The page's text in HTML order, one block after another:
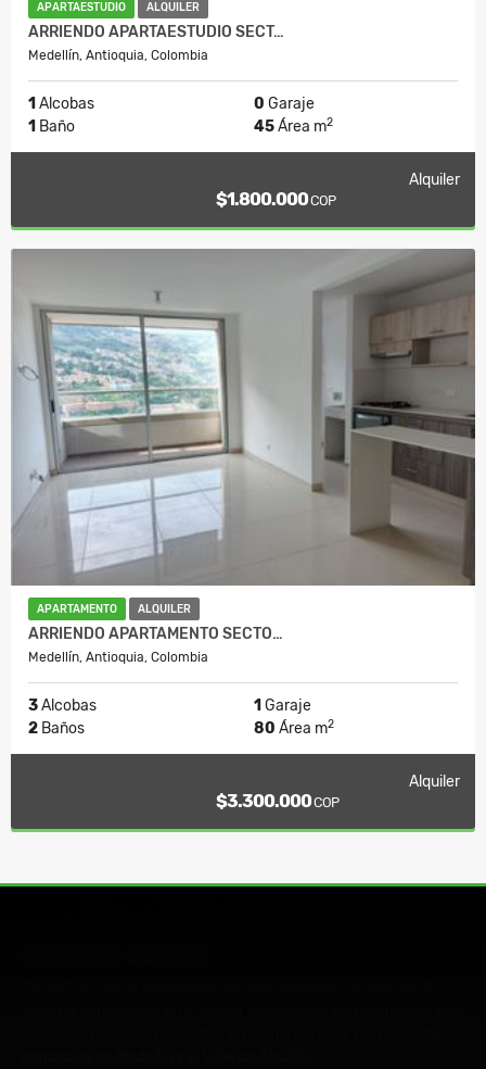
APARTAESTUDIO ALQUILER
ARRIENDO APARTAESTUDIO SECT…
Medellín, Antioquia, Colombia
1 Alcobas 0 Garaje
1 Baño 45Área m2
Alquiler
$1.800.000COP
APARTAMENTO ALQUILER
ARRIENDO APARTAMENTO SECTO…
Medellín, Antioquia, Colombia
3Alcobas 1 Garaje
2 Baños 80 Área m2
Alquiler
$3.300.000COP